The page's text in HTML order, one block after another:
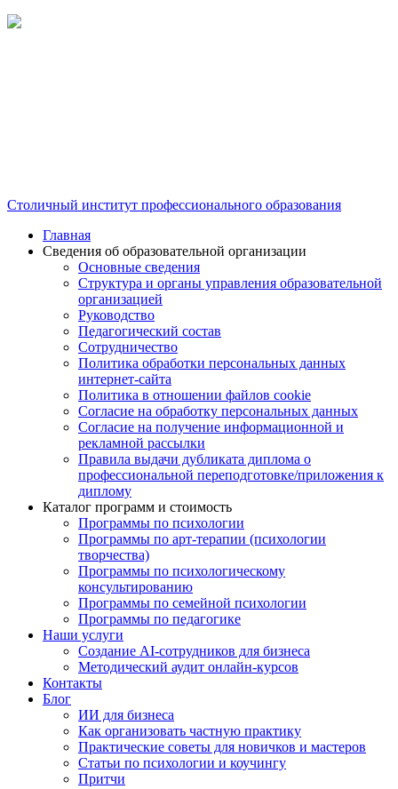
Столичный институт профессионального образования
Главная
Сведения об образовательной организации
Основные сведения
Структура и органы управления образовательной
организацией
Руководство
Педагогический состав
Сотрудничество
Политика обработки персональных данных
интернет-сайта
Политика в отношении файлов cookie
Согласие на обработку персональных данных
Согласие на получение информационной и
рекламной рассылки
Правила выдачи дубликата диплома о
профессиональной переподготовке/приложения к
диплому
Каталог программ и стоимость
Программы по психологии
Программы по арт-терапии (психологии
творчества)
Программы по психологическому
консультированию
Программы по семейной психологии
Программы по педагогике
Наши услуги
Создание AI-сотрудников для бизнеса
Методический аудит онлайн-курсов
Контакты
Блог
ИИ для бизнеса
Как организовать частную практику
Практические советы для новичков и мастеров
Статьи по психологии и коучингу
Притчи